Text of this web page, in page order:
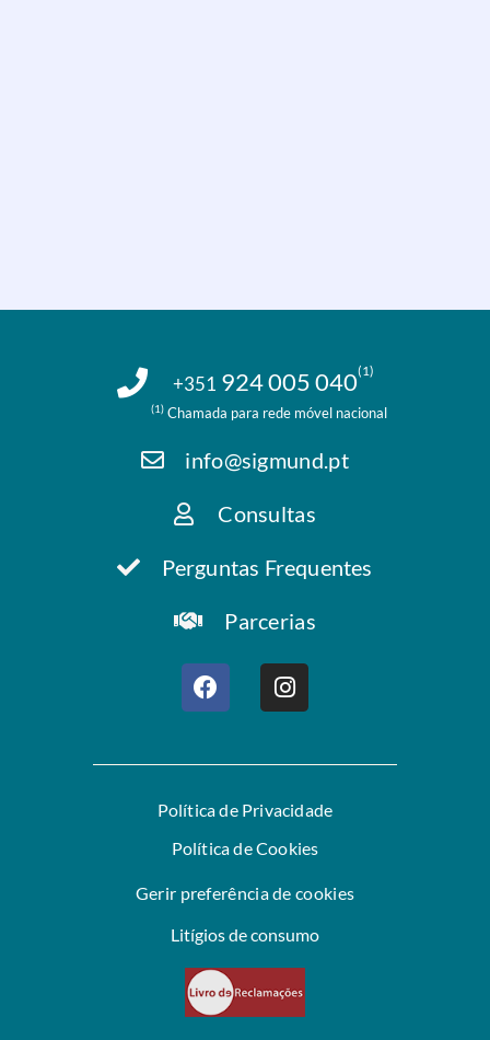
+351 924 005 040(1)
(1) Chamada para rede móvel nacional
info@sigmund.pt
Consultas
Perguntas Frequentes
Parcerias
Política de Privacidade
Política de Cookies
Gerir preferência de cookies
Litígios de consumo